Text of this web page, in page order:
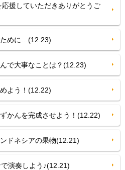
援していただきありがとうご
めに…(12.23)
大事なことは？(12.23)
よう！(12.22)
んを完成させよう！(12.22)
ネシアの果物(12.21)
演奏しよう♪(12.21)